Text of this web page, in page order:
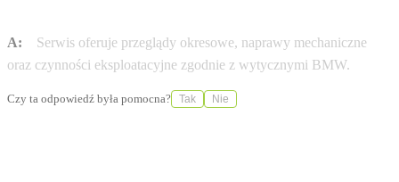
A:
Serwis oferuje przeglądy okresowe, naprawy mechaniczne
oraz czynności eksploatacyjne zgodnie z wytycznymi BMW.
Czy ta odpowiedź była pomocna? Tak Nie